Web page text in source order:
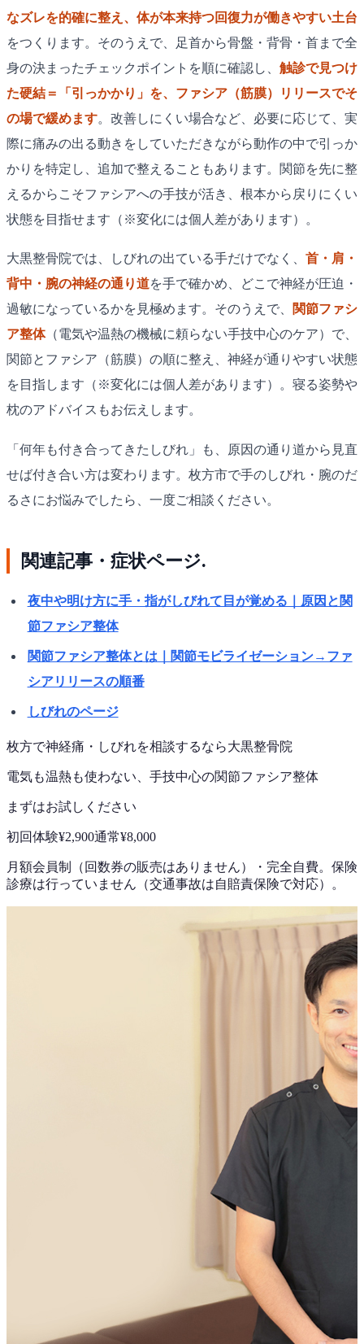
なズレを的確に整え、体が本来持つ回復力が働きやすい土台
をつくります。そのうえで、足首から骨盤・背骨・首まで全
身の決まったチェックポイントを順に確認し、 触診で見つけ
た硬結＝「引っかかり」を、ファシア（筋膜）リリースでそ
の場で緩めます。改善しにくい場合など、必要に応じて、実
際に痛みの出る動きをしていただきながら動作の中で引っか
かりを特定し、追加で整えることもあります。関節を先に整
えるからこそファシアへの手技が活き、根本から戻りにくい
状態を目指せます（※変化には個人差があります）。
大黒整骨院では、しびれの出ている手だけでなく、 首・肩・
背中・腕の神経の通り道を手で確かめ、どこで神経が圧迫・
過敏になっているかを見極めます。そのうえで、
関節ファシ
ア整体（電気や温熱の機械に頼らない手技中心のケア）で、
関節とファシア（筋膜）の順に整え、神経が通りやすい状態
を目指します（※変化には個人差があります）。寝る姿勢や
枕のアドバイスもお伝えします。
「何年も付き合ってきたしびれ」も、原因の通り道から見直
せば付き合い方は変わります。枚方市で手のしびれ・腕のだ
るさにお悩みでしたら、一度ご相談ください。
関連記事・症状ページ.
夜中や明け方に手・指がしびれて目が覚める｜原因と関
節ファシア整体
関節ファシア整体とは｜関節モビライゼーション→ファ
シアリリースの順番
しびれのページ
枚方で神経痛・しびれを相談するなら大黒整骨院
電気も温熱も使わない、手技中心の関節ファシア整体
まずはお試しください
初回体験¥2,900通常¥8,000
月額会員制（回数券の販売はありません） ・ 完全自費。保険
診療は行っていません（交通事故は自賠責保険で対応）。